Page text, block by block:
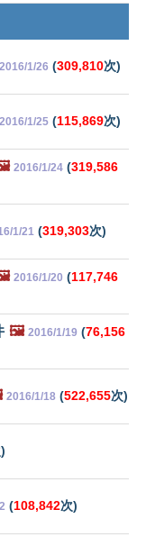
2016/1/26 (309,810次)
2016/1/25 (115,869次)
2016/1/24 (319,586
1/21 (319,303次)
2016/1/20 (117,746
🖼️ 2016/1/19 (76,156
2016/1/18 (522,655次)
(108,842次)